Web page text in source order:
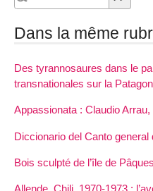
Dans la même
Des tyrannosaures dans le
transnationales sur la
Appassionata : Claudio
Diccionario del Canto general
Bois sculpté de l’île de Pâques
Allende, Chili, 1970-1973 :